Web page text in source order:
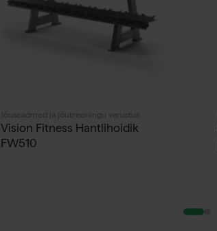
Jõuseadmed ja jõutreeningu varustus
Vision Fitness Hantlihoidik
FW510